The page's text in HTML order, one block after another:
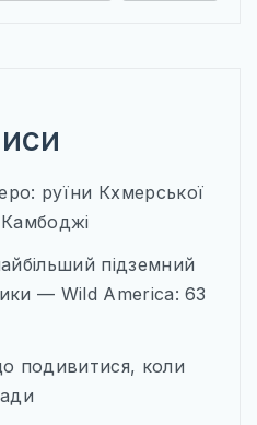
руїни Кхмерської
Камбоджі
підземний
— Wild America: 63
подивитися, коли